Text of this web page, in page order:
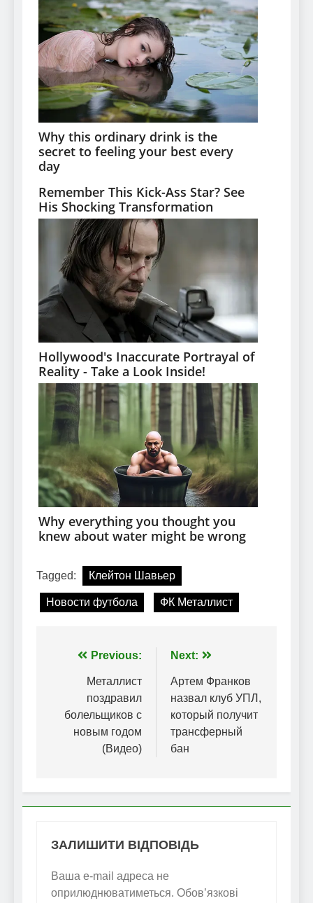
Tagged: Клейтон Шавьер
Новости футбола ФК Металлист
Навігація
записів
Previous:
Металлист
поздравил
болельщиков с
новым годом
(Видео)
Next:
Артем Франков
назвал клуб УПЛ,
который получит
трансферный
бан
ЗАЛИШИТИ ВІДПОВІДЬ
Ваша e-mail адреса не
оприлюднюватиметься. Обов’язкові